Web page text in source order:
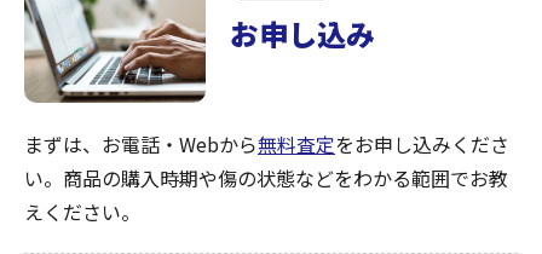
お申し込み
まずは、お電話・Webから無料査定をお申し込みくださ
い。商品の購入時期や傷の状態などをわかる範囲でお教
えください。